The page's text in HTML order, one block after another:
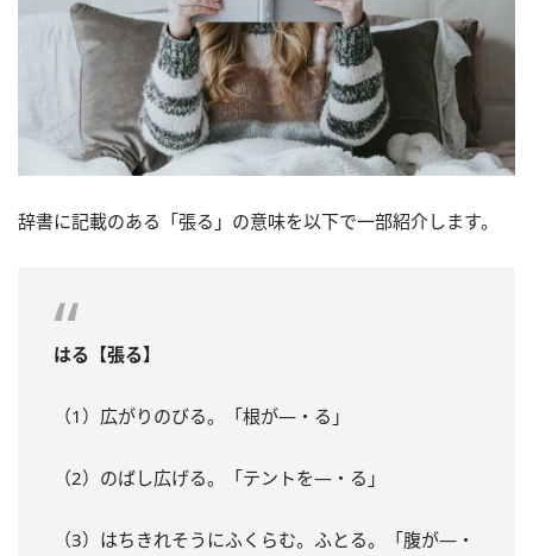
辞書に記載のある「張る」の意味を以下で一部紹介します。
はる【張る】
（1）広がりのびる。「根が—・る」
（2）のばし広げる。「テントを—・る」
（3）はちきれそうにふくらむ。ふとる。「腹が—・